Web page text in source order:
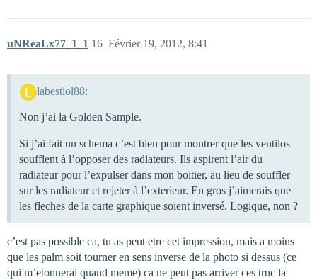
uNReaLx77_1_1 Février 19, 2012, 8:41
16
labestiol88:
Non j’ai la Golden Sample.
Si j’ai fait un schema c’est bien pour montrer que les ventilos
soufflent à l’opposer des radiateurs. Ils aspirent l’air du
radiateur pour l’expulser dans mon boitier, au lieu de souffler
sur les radiateur et rejeter à l’exterieur. En gros j’aimerais que
les fleches de la carte graphique soient inversé. Logique, non ?
c’est pas possible ca, tu as peut etre cet impression, mais a moins
que les palm soit tourner en sens inverse de la photo si dessus (ce
qui m’etonnerai quand meme) ca ne peut pas arriver ces truc la